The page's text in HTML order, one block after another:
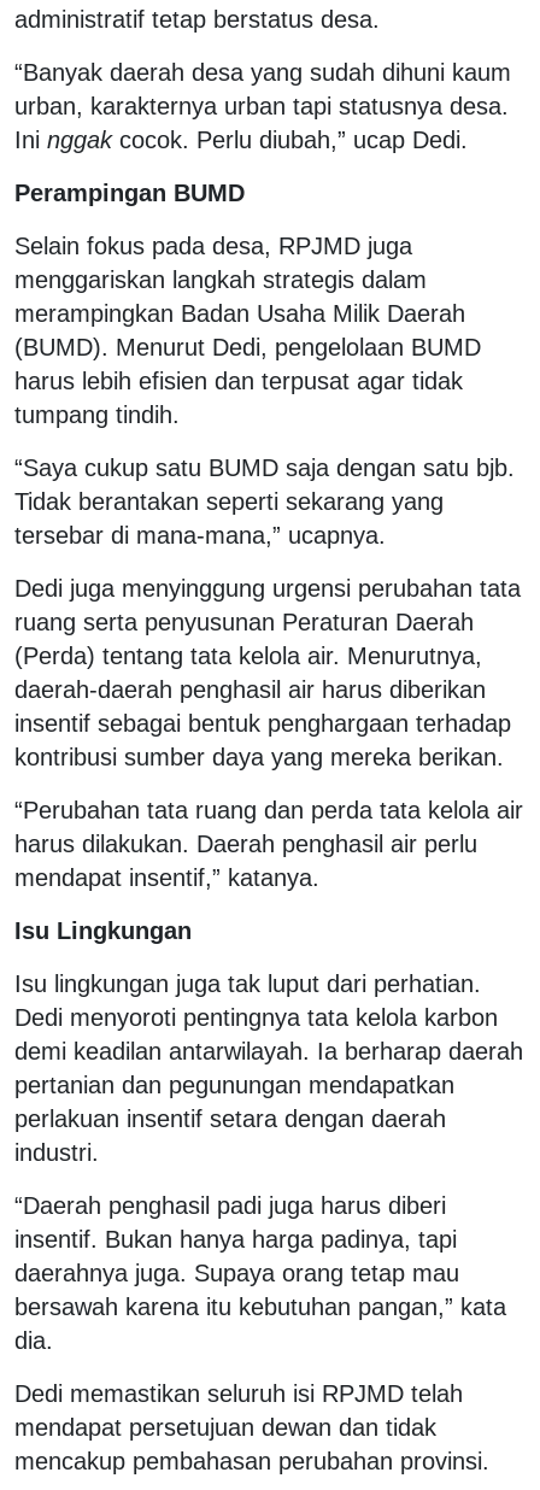
administratif tetap berstatus desa.
“Banyak daerah desa yang sudah dihuni kaum
urban, karakternya urban tapi statusnya desa.
Ini nggakcocok. Perlu diubah,” ucap Dedi.
Perampingan BUMD
Selain fokus pada desa, RPJMD juga
menggariskan langkah strategis dalam
merampingkan Badan Usaha Milik Daerah
(BUMD). Menurut Dedi, pengelolaan BUMD
harus lebih efisien dan terpusat agar tidak
tumpang tindih.
“Saya cukup satu BUMD saja dengan satu bjb.
Tidak berantakan seperti sekarang yang
tersebar di mana-mana,” ucapnya.
Dedi juga menyinggung urgensi perubahan tata
ruang serta penyusunan Peraturan Daerah
(Perda) tentang tata kelola air. Menurutnya,
daerah-daerah penghasil air harus diberikan
insentif sebagai bentuk penghargaan terhadap
kontribusi sumber daya yang mereka berikan.
“Perubahan tata ruang dan perda tata kelola air
harus dilakukan. Daerah penghasil air perlu
mendapat insentif,” katanya.
Isu Lingkungan
Isu lingkungan juga tak luput dari perhatian.
Dedi menyoroti pentingnya tata kelola karbon
demi keadilan antarwilayah. Ia berharap daerah
pertanian dan pegunungan mendapatkan
perlakuan insentif setara dengan daerah
industri.
“Daerah penghasil padi juga harus diberi
insentif. Bukan hanya harga padinya, tapi
daerahnya juga. Supaya orang tetap mau
bersawah karena itu kebutuhan pangan,” kata
dia.
Dedi memastikan seluruh isi RPJMD telah
mendapat persetujuan dewan dan tidak
mencakup pembahasan perubahan provinsi.